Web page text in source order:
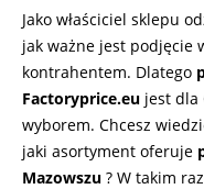
Jako właściciel sklepu
jak ważne jest podjęcie
kontrahentem. Dlatego
Factoryprice.eu jest dla
wyborem. Chcesz
jaki asortyment oferuje
Mazowszu ? W takim